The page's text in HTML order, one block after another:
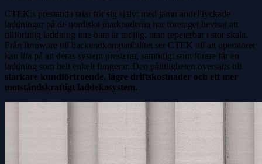
CTEK:s prestanda talar för sig själv: med jämn andel lyckade
laddningar på de nordiska marknaderna har företaget bevisat att
tillförlitlig laddning inte bara är möjlig, utan repeterbar i stor skala.
Från firmware till backendkompatibilitet ser CTEK till att operatörer
kan lita på att deras system presterar, samtidigt som förare får en
laddning som helt enkelt fungerar. Den pålitligheten översätts till
starkare kundförtroende, lägre driftskostnader och ett mer
motståndskraftigt laddekosystem.